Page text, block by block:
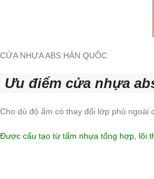
CỬA NHỰA ABS HÀN QUỐC
Ưu điểm cửa nhựa
Cho dù độ ẩm có thay đổi lớp phủ ngoài
Được cấu tạo từ tấm nhựa tổng hợp, lõi